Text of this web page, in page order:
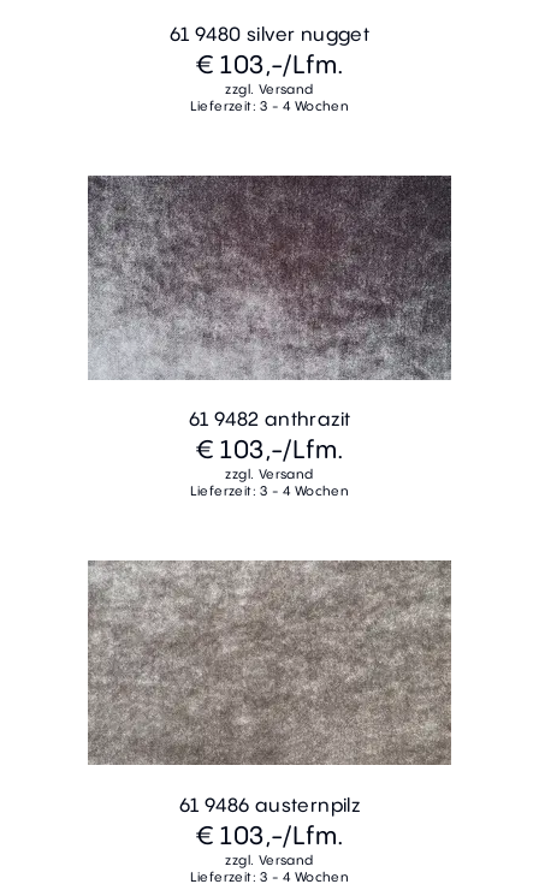
61 9480 silver nugget
€ 103,-/Lfm.
zzgl. Versand
Lieferzeit: 3 - 4 Wochen
61 9482 anthrazit
€ 103,-/Lfm.
zzgl. Versand
Lieferzeit: 3 - 4 Wochen
61 9486 austernpilz
€ 103,-/Lfm.
zzgl. Versand
Lieferzeit: 3 - 4 Wochen